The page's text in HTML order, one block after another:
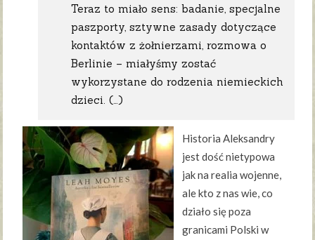
Teraz to miało sens: badanie, specjalne
paszporty, sztywne zasady dotyczące
kontaktów z żołnierzami, rozmowa o
Berlinie – miałyśmy zostać
wykorzystane do rodzenia niemieckich
dzieci. (…)
Historia Aleksandry
jest dość nietypowa
jak na realia wojenne,
ale kto z nas wie, co
działo się poza
granicami Polski w